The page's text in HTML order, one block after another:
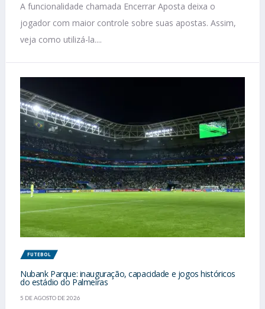
A funcionalidade chamada Encerrar Aposta deixa o
jogador com maior controle sobre suas apostas. Assim,
veja como utilizá-la....
FUTEBOL
Nubank Parque: inauguração, capacidade e jogos históricos
do estádio do Palmeiras
5 DE AGOSTO DE 2026